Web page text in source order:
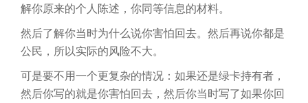
解你原来的个人陈述，你同等信息的材料。
然后了解你当时为什么说你害怕回去。然后再说你都是
公民，所以实际的风险不大。
可是要不用一个更复杂的情况：如果还是绿卡持有者，
然后你写的就是你害怕回去，然后你当时写了如果你回